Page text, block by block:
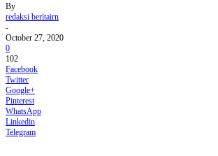
By
redaksi beritairn
-
October 27, 2020
0
102
Facebook
Twitter
Google+
Pinterest
WhatsApp
Linkedin
Telegram